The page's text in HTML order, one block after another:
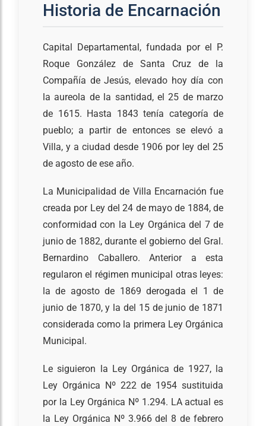
Historia de Encarnación
Capital Departamental, fundada por el P.
Roque González de Santa Cruz de la
Compañía de Jesús, elevado hoy día con
la aureola de la santidad, el 25 de marzo
de 1615. Hasta 1843 tenía categoría de
pueblo; a partir de entonces se elevó a
Villa, y a ciudad desde 1906 por ley del 25
de agosto de ese año.
La Municipalidad de Villa Encarnación fue
creada por Ley del 24 de mayo de 1884, de
conformidad con la Ley Orgánica del 7 de
junio de 1882, durante el gobierno del Gral.
Bernardino Caballero. Anterior a esta
regularon el régimen municipal otras leyes:
la de agosto de 1869 derogada el 1 de
junio de 1870, y la del 15 de junio de 1871
considerada como la primera Ley Orgánica
Municipal.
Le siguieron la Ley Orgánica de 1927, la
Ley Orgánica Nº 222 de 1954 sustituida
por la Ley Orgánica Nº 1.294. LA actual es
la Ley Orgánica Nº 3.966 del 8 de febrero